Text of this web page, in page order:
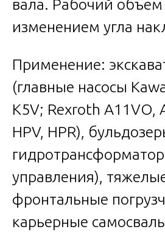
вала. Рабочий объем
изменением угла
Применение:
(главные насосы
K5V; Rexroth A11VO,
HPV, HPR),
управления),
фронтальные
карьерные